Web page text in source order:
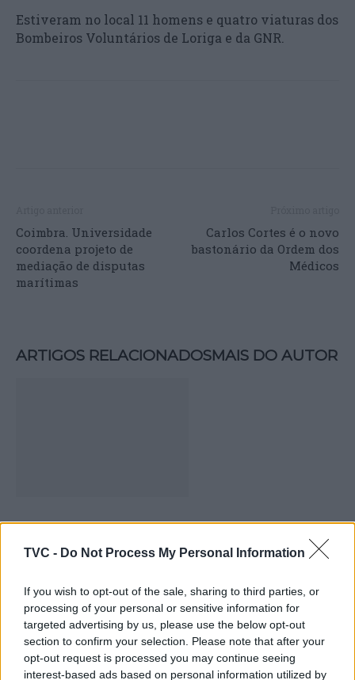
TVC - Do Not Process My Personal Information
If you wish to opt-out of the sale, sharing to third parties, or
processing of your personal or sensitive information for
targeted advertising by us, please use the below opt-out
section to confirm your selection. Please note that after your
opt-out request is processed you may continue seeing
interest-based ads based on personal information utilized by
Estiveram no local 11 homens e quatro viaturas dos
Bombeiros Voluntários de Loriga e da GNR.
Coimbra. Universidade
coordena projeto de
mediação de disputas
marítimas
Carlos Cortes é o novo
bastonário da Ordem dos
Médicos
ARTIGOS RELACIONADOSMAIS DO AUTOR
Colheita de sangue regressa ao
Hospital Sousa Martins durante o mês